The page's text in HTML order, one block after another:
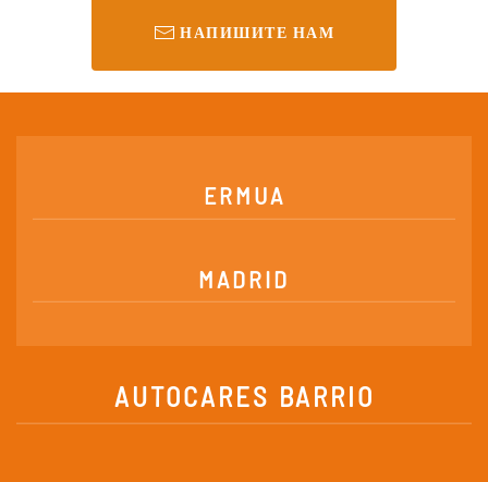
НАПИШИТЕ НАМ
ERMUA
MADRID
AUTOCARES BARRIO